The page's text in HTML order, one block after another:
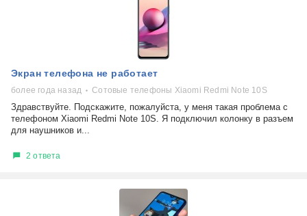
Экран телефона не работает
более года назад Сотовые телефоны Xiaomi Redmi Note 10S
Здравствуйте. Подскажите, пожалуйста, у меня такая проблема с
телефоном Xiaomi Redmi Note 10S. Я подключил колонку в разъем
для наушников и...
2 ответа